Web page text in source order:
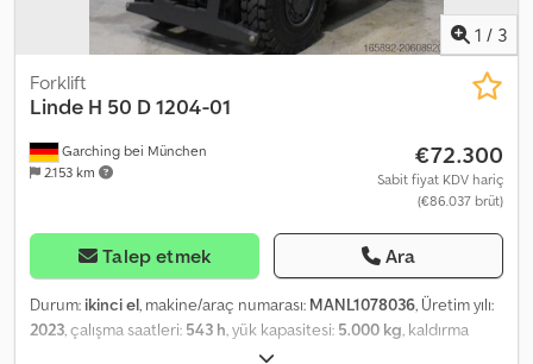
1 / 3
Garching bei München
2.153 km
Forklift
Linde H 50 D 1204-01
€72.300
Sabit fiyat KDV hariç
(€86.037 brüt)
Talep etmek Ara
Durum: ikinci el, makine/araç numarası: MANL1078036, Üretim yılı:
2023, çalışma saatleri: 543 h, yük kapasitesi: 5.000 kg, kaldırma
, serbest kaldırma: